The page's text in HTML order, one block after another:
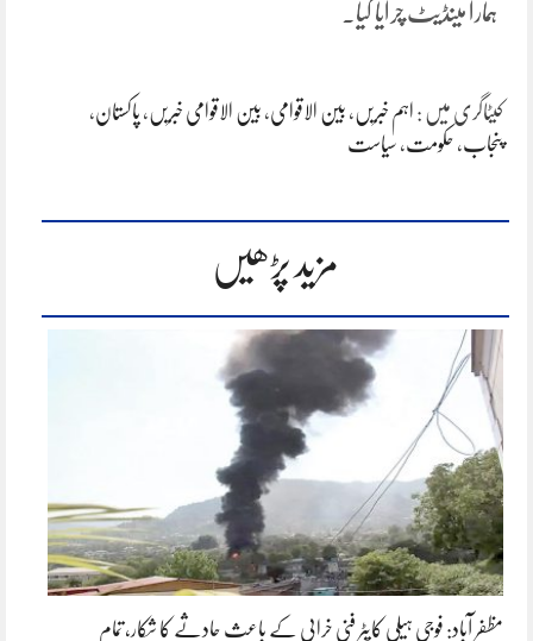
ہمارا مینڈیٹ چرایا گیا۔
کیٹاگری میں : اہم خبریں ، بین الاقوامی، بین الاقوامی خبریں ، پاکستان،
پنجاب، حکومت، سیاست
مزید پڑھیں
مظفر آباد: فوجی ہیلی کاپٹر فنی خرابی کے باعث حادثے کا شکار، تمام